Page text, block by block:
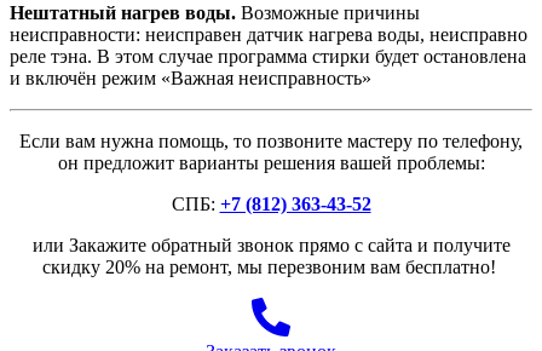
Нештатный нагрев воды. Возможные причины
неисправности: неисправен датчик нагрева воды, неисправно
реле тэна. В этом случае программа стирки будет остановлена
и включён режим «Важная неисправность»
Если вам нужна помощь, то позвоните мастеру по телефону,
он предложит варианты решения вашей проблемы:
СПБ: +7 (812) 363-43-52
или Закажите обратный звонок прямо с сайта и получите
скидку 20% на ремонт, мы перезвоним вам бесплатно!